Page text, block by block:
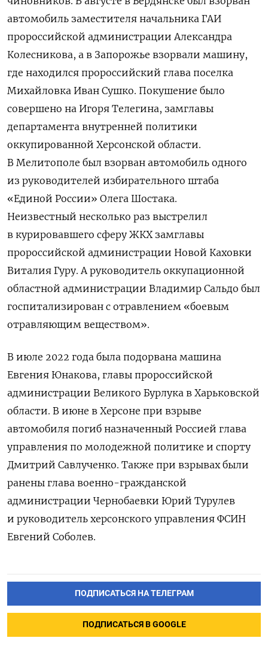
автомобиль заместителя начальника ГАИ
пророссийской администрации Александра
Колесникова, а в Запорожье взорвали машину,
где находился пророссийский глава поселка
Михайловка Иван Сушко. Покушение было
совершено на Игоря Телегина, замглавы
департамента внутренней политики
оккупированной Херсонской области.
В Мелитополе был взорван автомобиль одного
из руководителей избирательного штаба
«Единой России» Олега Шостака.
Неизвестный несколько раз выстрелил
в курировавшего сферу ЖКХ замглавы
пророссийской администрации Новой Каховки
Виталия Гуру. А руководитель оккупационной
областной администрации Владимир Сальдо был
госпитализирован с отравлением «боевым
отравляющим веществом».
В июле 2022 года была подорвана машина
Евгения Юнакова, главы пророссийской
администрации Великого Бурлука в Харьковской
области. В июне в Херсоне при взрыве
автомобиля погиб назначенный Россией глава
управления по молодежной политике и спорту
Дмитрий Савлученко. Также при взрывах были
ранены глава военно-гражданской
администрации Чернобаевки Юрий Турулев
и руководитель херсонского управления ФСИН
Евгений Соболев.
ПОДПИСАТЬСЯ НА ТЕЛЕГРАМ
ПОДПИСАТЬСЯ В GOOGLE